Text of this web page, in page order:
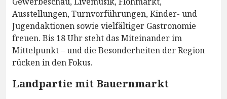
Ausstellungen, Turnvorführungen, Kinder- und
Jugendaktionen sowie vielfältiger Gastronomie
freuen. Bis 18 Uhr steht das Miteinander im
Mittelpunkt – und die Besonderheiten der Region
rücken in den Fokus.
Landpartie mit Bauernmarkt